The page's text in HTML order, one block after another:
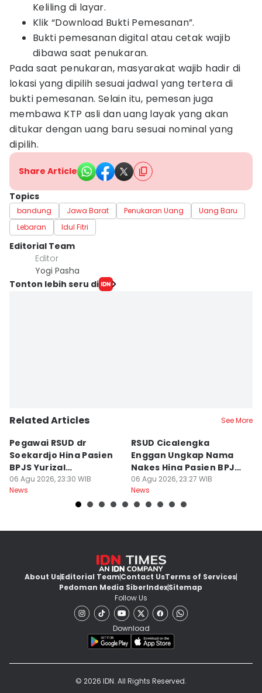
Keliling di layar.
Klik “Download Bukti Pemesanan”.
Bukti pemesanan digital atau cetak wajib
dibawa saat penukaran.
Pada saat penukaran, masyarakat wajib hadir di
lokasi yang dipilih sesuai jadwal yang tertera di
bukti pemesanan. Selain itu, pemesan juga
membawa KTP asli dan uang layak yang akan
ditukar dengan uang baru sesuai nominal yang
dipilih.
Share Article
Topics
bandung Jawa Barat Penukaran Uang
Uang Baru
Lebaran
Idul Fitri
Editorial Team
Editor
Yogi Pasha
Tonton lebih seru di
Related Articles See More
Pegawai RSUD dr
Soekardjo Hina Pasien
BPJS Yurizal
Mengundurkan Diri
06 Agu 2026, 23:30 WIB
News
RSUD Cicalengka
Enggan Ungkap Nama
Nakes Hina Pasien BPJS
Yurizal
06 Agu 2026, 23:27 WIB
News
About UsEditorial TeamContact UsTerms of Services
Pedoman Media SiberIndexSitemap
Follow Us
Download
© 2026 IDN. All Rights Reserved.